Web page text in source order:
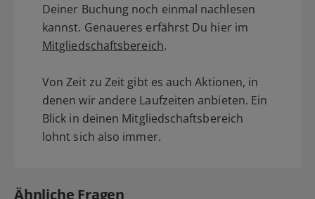
Deiner Buchung noch einmal nachlesen
kannst. Genaueres erfährst Du hier im
Mitgliedschaftsbereich.
Von Zeit zu Zeit gibt es auch Aktionen, in
denen wir andere Laufzeiten anbieten. Ein
Blick in deinen Mitgliedschaftsbereich
lohnt sich also immer.
Ähnliche Fragen